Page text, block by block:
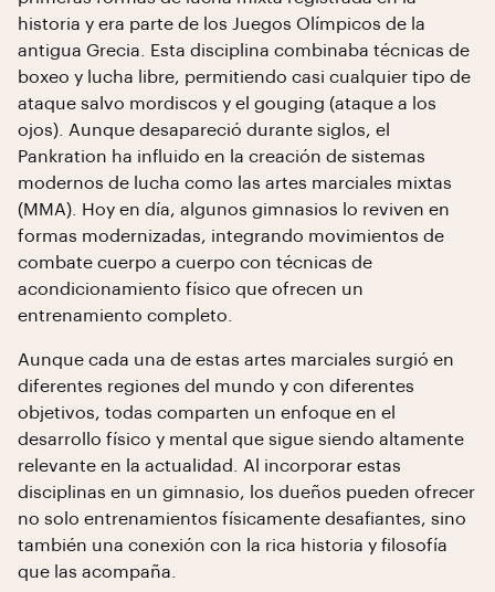
historia y era parte de los Juegos Olímpicos de la
antigua Grecia. Esta disciplina combinaba técnicas de
boxeo y lucha libre, permitiendo casi cualquier tipo de
ataque salvo mordiscos y el gouging (ataque a los
ojos). Aunque desapareció durante siglos, el
Pankration ha influido en la creación de sistemas
modernos de lucha como las artes marciales mixtas
(MMA). Hoy en día, algunos gimnasios lo reviven en
formas modernizadas, integrando movimientos de
combate cuerpo a cuerpo con técnicas de
acondicionamiento físico que ofrecen un
entrenamiento completo.
Aunque cada una de estas artes marciales surgió en
diferentes regiones del mundo y con diferentes
objetivos, todas comparten un enfoque en el
desarrollo físico y mental que sigue siendo altamente
relevante en la actualidad. Al incorporar estas
disciplinas en un gimnasio, los dueños pueden ofrecer
no solo entrenamientos físicamente desafiantes, sino
también una conexión con la rica historia y filosofía
que las acompaña.